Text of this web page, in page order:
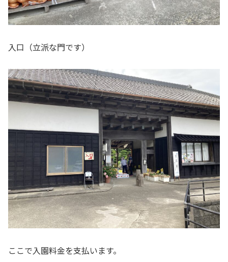
入口（立派な門です）
ここで入園料金を支払います。